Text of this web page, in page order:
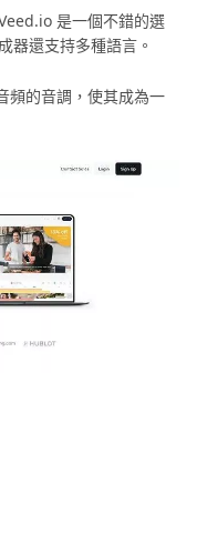
是一個不錯的選
器還支持多種語言。
頻的音調，使其成為一